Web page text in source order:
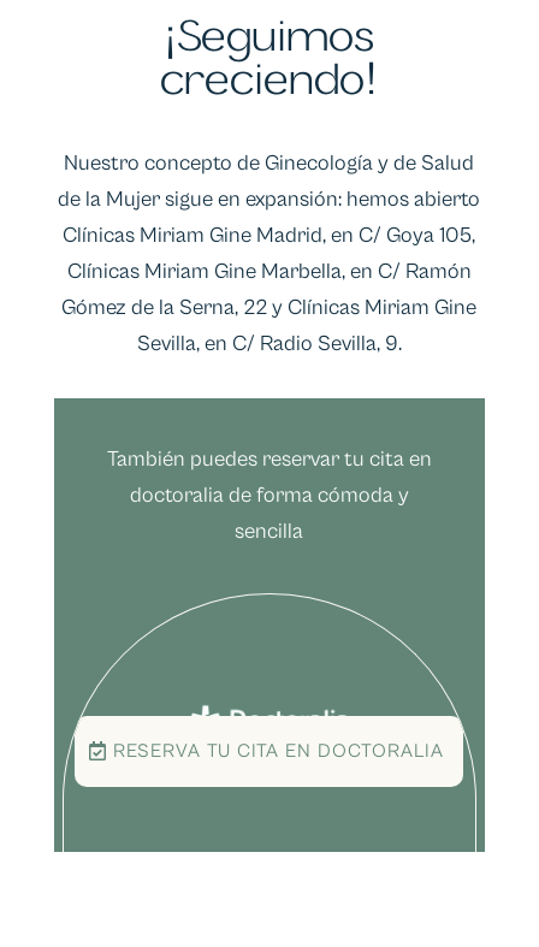
¡Seguimos
creciendo!
Nuestro concepto de Ginecología y de Salud
de la Mujer sigue en expansión: hemos abierto
Clínicas Miriam Gine Madrid, en C/ Goya 105,
Clínicas Miriam Gine Marbella, en C/ Ramón
Gómez de la Serna, 22 y Clínicas Miriam Gine
Sevilla, en C/ Radio Sevilla, 9.
También puedes reservar tu cita en
doctoralia de forma cómoda y
sencilla
RESERVA TU CITA EN DOCTORALIA